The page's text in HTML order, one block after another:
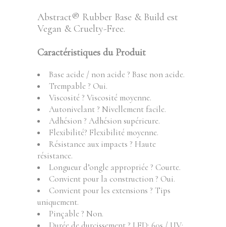
Abstract® Rubber Base & Build est
Vegan & Cruelty-Free.
Caractéristiques du Produit
Base acide / non acide ? Base non acide.
Trempable ? Oui.
Viscosité ? Viscosité moyenne.
Autonivelant ? Nivellement facile.
Adhésion ? Adhésion supérieure.
Flexibilité? Flexibilité moyenne.
Résistance aux impacts ? Haute
résistance.
Longueur d’ongle appropriée ? Courte.
Convient pour la construction ? Oui.
Convient pour les extensions ? Tips
uniquement.
Pinçable ? Non.